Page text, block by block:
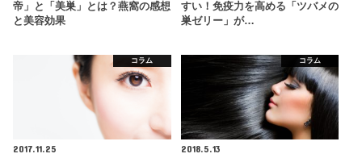
帝」と「美巣」とは？燕窩の感想
と美容効果
すい！免疫力を高める「ツバメの
巣ゼリー」が…
コラム
2017.11.25
コラム
2018.5.13